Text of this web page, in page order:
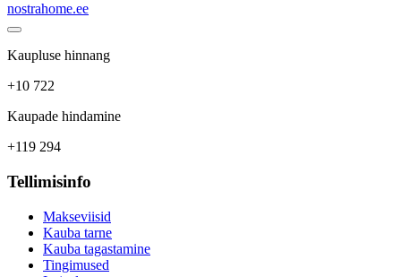
nostrahome.ee
Kaupluse hinnang
+10 722
Kaupade hindamine
+119 294
Tellimisinfo
Makseviisid
Kauba tarne
Kauba tagastamine
Tingimused